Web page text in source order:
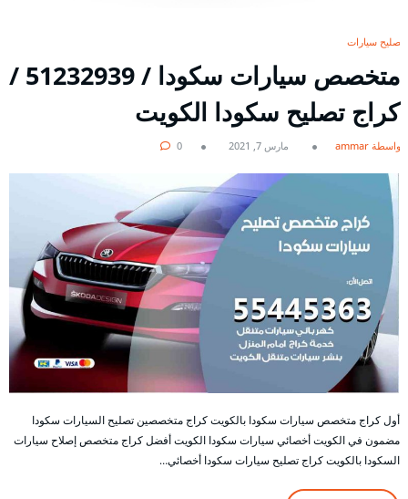
تصليح سيارات
متخصص سيارات سكودا / 51232939‬ /
كراج تصليح سكودا الكويت
بواسطة ammar مارس 7, 2021 0
أول كراج متخصص سيارات سكودا بالكويت كراج متخصصين تصليح السيارات سكودا
مضمون في الكويت أخصائي سيارات سكودا الكويت أفضل كراج متخصص إصلاح سيارات
السكودا بالكويت كراج تصليح سيارات سكودا أخصائي…